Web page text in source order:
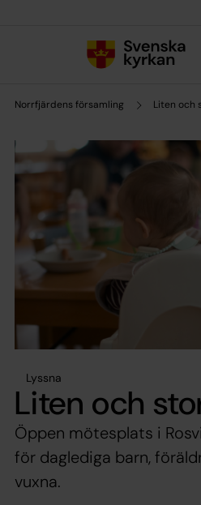
Norrfjärdens församling Liten och
Lyssna
Liten och
Öppen mötesplats i
för daglediga barn,
vuxna.